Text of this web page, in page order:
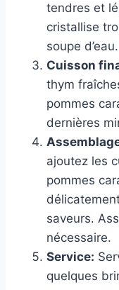
tendres et
cristallise
soupe d’eau.
Cuisson
thym
pommes
dernières
ajoutez les
pommes
saveurs.
nécessaire.
Service:
quelques